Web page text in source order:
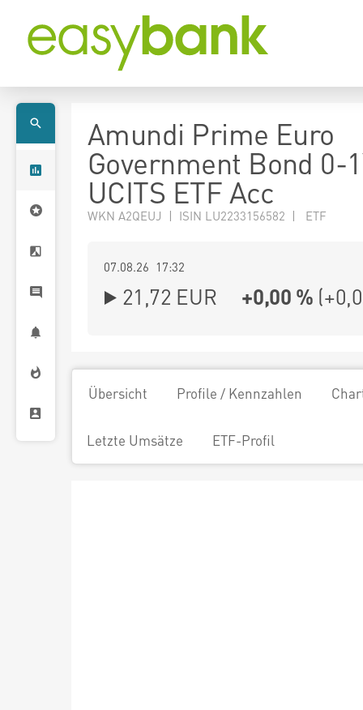
Amundi Prime Euro
Government Bond 0-
UCITS ETF Acc
WKN A2QEUJ | ISIN LU2233156582 | ETF
07.08.26 17:32
21,72 EUR +0,00 % (
Übersicht Profile / Kennzahlen
Letzte Umsätze ETF-Profil